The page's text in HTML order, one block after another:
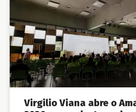
Virgilio Viana abre o